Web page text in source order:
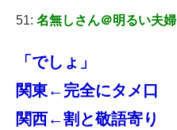
51: 名無しさん＠明るい夫婦
「でしょ」
関東←完全にタメ口
関西←割と敬語寄り